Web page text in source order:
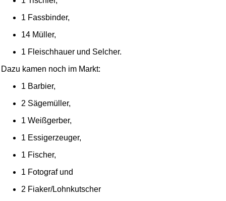
1 Fassbinder,
14 Müller,
1 Fleischhauer und Selcher.
Dazu kamen noch im Markt:
1 Barbier,
2 Sägemüller,
1 Weißgerber,
1 Essigerzeuger,
1 Fischer,
1 Fotograf und
2 Fiaker/Lohnkutscher